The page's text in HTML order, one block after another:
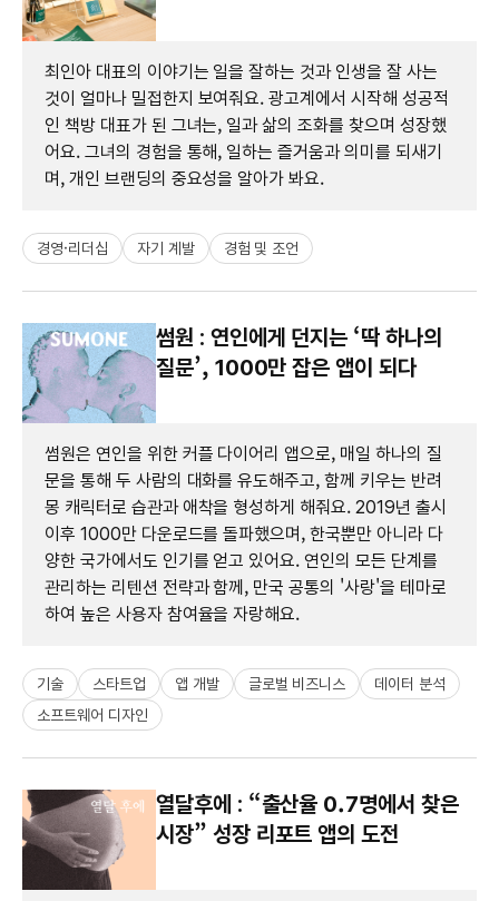
최인아 대표의 이야기는 일을 잘하는 것과 인생을 잘 사는
것이 얼마나 밀접한지 보여줘요. 광고계에서 시작해 성공적
인 책방 대표가 된 그녀는, 일과 삶의 조화를 찾으며 성장했
어요. 그녀의 경험을 통해, 일하는 즐거움과 의미를 되새기
며, 개인 브랜딩의 중요성을 알아가 봐요.
경영·리더십 자기 계발 경험 및 조언
썸원 : 연인에게 던지는 ‘딱 하나의
질문’, 1000만 잡은 앱이 되다
썸원은 연인을 위한 커플 다이어리 앱으로, 매일 하나의 질
문을 통해 두 사람의 대화를 유도해주고, 함께 키우는 반려
몽 캐릭터로 습관과 애착을 형성하게 해줘요. 2019년 출시
이후 1000만 다운로드를 돌파했으며, 한국뿐만 아니라 다
양한 국가에서도 인기를 얻고 있어요. 연인의 모든 단계를
관리하는 리텐션 전략과 함께, 만국 공통의 '사랑'을 테마로
하여 높은 사용자 참여율을 자랑해요.
기술 스타트업 앱 개발 글로벌 비즈니스
데이터 분석
소프트웨어 디자인
열달후에 : “출산율 0.7명에서 찾은
시장” 성장 리포트 앱의 도전